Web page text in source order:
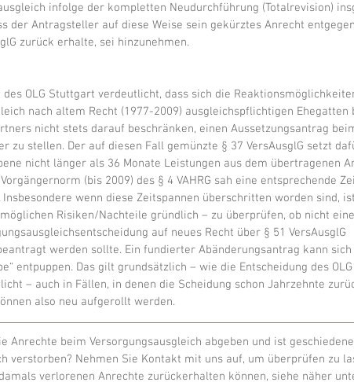
infolge der kompletten Neudurchführung (Totalrevision)
der Antragsteller auf diese Weise sein gekürztes Anrecht
zurück erhalte, sei hinzunehmen.
des OLG Stuttgart verdeutlicht, dass sich die
nach altem Recht (1977-2009) ausgleichspflichtigen Ehegatten
nicht stets darauf beschränken, einen Aussetzungsantrag
zu stellen. Der auf diesen Fall gemünzte § 37 VersAusglG setzt
nicht länger als 36 Monate Leistungen aus dem übertragenen
(bis 2009) des § 4 VAHRG sah eine entsprechende
Insbesondere wenn diese Zeitspannen überschritten worden sind,
Risiken/Nachteile gründlich – zu überprüfen, ob nicht
auf neues Recht über § 51 VersAusglG
werden sollte. Ein fundierter Abänderungsantrag kann sich
entpuppen. Das gilt grundsätzlich – wie die Entscheidung des
– auch in Fällen, in denen die Scheidung schon Jahrzehnte
also neu aufgerollt werden.
Anrechte beim Versorgungsausgleich abgeben und ist
verstorben? Nehmen Sie Kontakt mit uns auf, um überprüfen zu
verlorenen Anrechte zurückerhalten können, siehe näher